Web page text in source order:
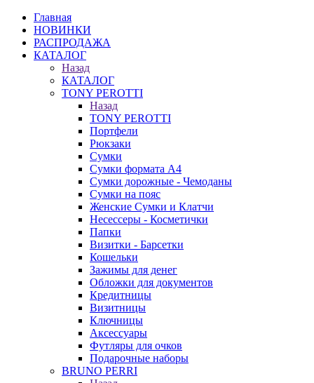
Главная
НОВИНКИ
РАСПРОДАЖА
КАТАЛОГ
Назад
КАТАЛОГ
TONY PEROTTI
Назад
TONY PEROTTI
Портфели
Рюкзаки
Сумки
Сумки формата А4
Сумки дорожные - Чемоданы
Сумки на пояс
Женские Сумки и Клатчи
Несессеры - Косметички
Папки
Визитки - Барсетки
Кошельки
Зажимы для денег
Обложки для документов
Кредитницы
Визитницы
Ключницы
Аксессуары
Футляры для очков
Подарочные наборы
BRUNO PERRI